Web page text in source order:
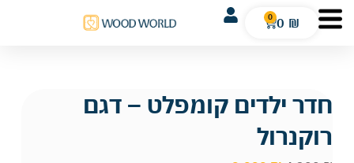
0 ₪
0
חדר ילדים קומפלט – דגם
רוקנרול